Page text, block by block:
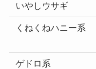
いやしウサギ
くねくねハニー系
ゲドロ系